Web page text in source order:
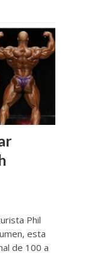
Phil
esta
de 100 a